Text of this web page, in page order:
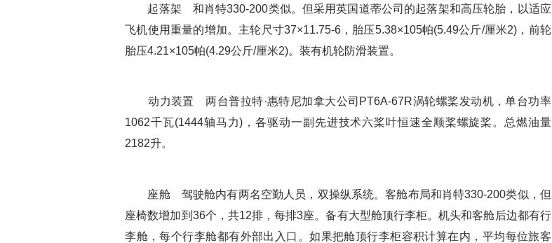
起落架 和肖特330-200类似。但采用英国道蒂公司的起落架和高压轮胎，以适应
飞机使用重量的增加。主轮尺寸37×11.75-6，胎压5.38×105帕(5.49公斤/厘米2)，前轮
胎压4.21×105帕(4.29公斤/厘米2)。装有机轮防滑装置。
动力装置 两台普拉特·惠特尼加拿大公司PT6A-67R涡轮螺桨发动机，单台功率
1062千瓦(1444轴马力)，各驱动一副先进技术六桨叶恒速全顺桨螺旋桨。总燃油量
2182升。
座舱 驾驶舱内有两名空勤人员，双操纵系统。客舱布局和肖特330-200类似，但
座椅数增加到36个，共12排，每排3座。备有大型舱顶行李柜。机头和客舱后边都有行
李舱，每个行李舱都有外部出入口。如果把舱顶行李柜容积计算在内，平均每位旅客